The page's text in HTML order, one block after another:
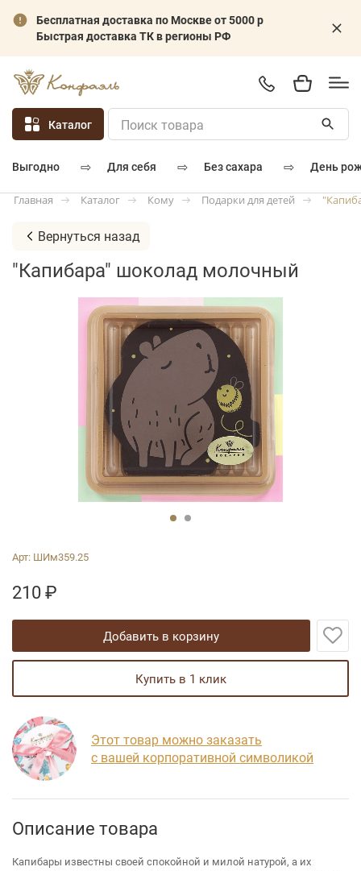
Бесплатная доставка по Москве от 5000 р
Быстрая доставка ТК в регионы РФ
Каталог
выгодно ⇨ для себя ⇨ без сахара ⇨ день
Главная Каталог Кому Подарки для детей
Вернуться назад
"Капибара" шоколад молочный
Арт: ШИм359.25
210 ₽
добавить в корзину
купить в 1 клик
Этот товар можно заказать
с вашей корпоративной символикой
Описание товара
Капибары известны своей спокойной и милой натурой, а их